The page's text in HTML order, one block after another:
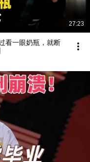
27:23
看一眼奶瓶，就断